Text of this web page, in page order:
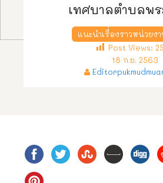
เทศบาลตำบลพร
แนะนำเรื่องราวหน่วยง
Post Views:
18 ก.ย. 2563